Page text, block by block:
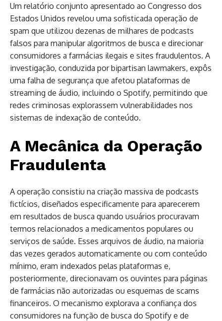
Um relatório conjunto apresentado ao Congresso dos
Estados Unidos revelou uma sofisticada operação de
spam que utilizou dezenas de milhares de podcasts
falsos para manipular algoritmos de busca e direcionar
consumidores a farmácias ilegais e sites fraudulentos. A
investigação, conduzida por bipartisan lawmakers, expôs
uma falha de segurança que afetou plataformas de
streaming de áudio, incluindo o Spotify, permitindo que
redes criminosas explorassem vulnerabilidades nos
sistemas de indexação de conteúdo.
A Mecânica da Operação
Fraudulenta
A operação consistiu na criação massiva de podcasts
fictícios, diseñados especificamente para aparecerem
em resultados de busca quando usuários procuravam
termos relacionados a medicamentos populares ou
serviços de saúde. Esses arquivos de áudio, na maioria
das vezes gerados automaticamente ou com conteúdo
mínimo, eram indexados pelas plataformas e,
posteriormente, direcionavam os ouvintes para páginas
de farmácias não autorizadas ou esquemas de scams
financeiros. O mecanismo explorava a confiança dos
consumidores na função de busca do Spotify e de